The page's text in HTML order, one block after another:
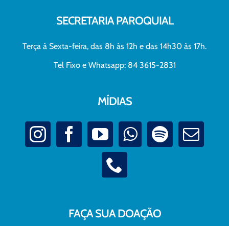
SECRETARIA PAROQUIAL
Terça à Sexta-feira, das 8h às 12h e das 14h30 às 17h.
Tel Fixo e Whatsapp: 84 3615-2831
MÍDIAS
FAÇA SUA DOAÇÃO